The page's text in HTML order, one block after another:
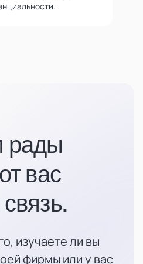
рады
вас
изучаете ли вы
фирмы или у вас